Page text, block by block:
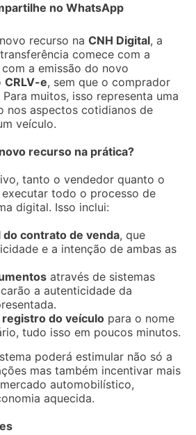
no WhatsApp
recurso naCNH Digital, a
comece com a
a emissão do novo
CRLV-e, sem que o comprador
muitos, isso representa uma
nos aspectos cotidianos de
veículo.
recurso na prática?
tanto o vendedor quanto o
todo o processo de
digital. Isso inclui:
contrato de venda, que
e a intenção de ambas as
através de sistemas
a autenticidade da
do veículo para o nome
tudo isso em poucos minutos.
poderá estimular não só a
mas também incentivar mais
automobilístico,
aquecida.